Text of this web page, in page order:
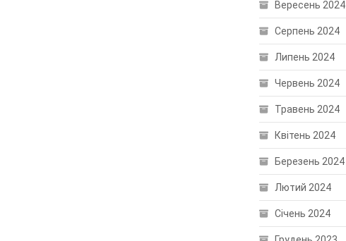
Вересень 2024
Серпень 2024
Липень 2024
Червень 2024
Травень 2024
Квітень 2024
Березень 2024
Лютий 2024
Січень 2024